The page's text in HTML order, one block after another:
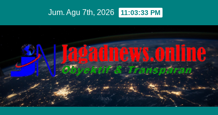
content
Jum. Agu 7th, 2026 11:03:34 PM